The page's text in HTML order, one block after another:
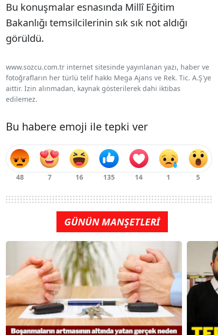
Bu konuşmalar esnasında Millî Eğitim
Bakanlığı temsilcilerinin sık sık not aldığı
görüldü.
www.sozcu.com.tr internet sitesinde yayınlanan yazı, haber ve
fotoğrafların her türlü telif hakkı Mega Ajans ve Rek. Tic. A.Ş'ye
aittir. İzin alınmadan, kaynak gösterilerek dahi iktibas
edilemez.
Bu habere emoji ile tepki ver
GÜNÜN MANŞETLERİ